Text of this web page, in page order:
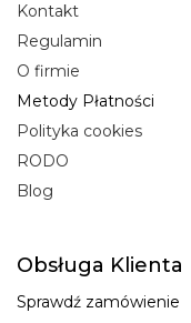
Kontakt
Regulamin
O firmie
Metody Płatności
Polityka cookies
RODO
Blog
Obsługa Klienta
Sprawdź zamówienie